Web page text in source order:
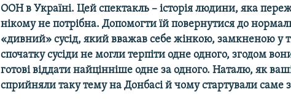
ООН в Україні. Цей спектакль – історія людини, яка
нікому не потрібна. Допомогти їй повернутися до
«дивний» сусід, який вважав себе жінкою, замкненою у
спочатку сусіди не могли терпіти одне одного, згодом
готові віддати найцінніше одне за одного. Наталю, як
сприйняли таку тему на Донбасі й чому стартували саме